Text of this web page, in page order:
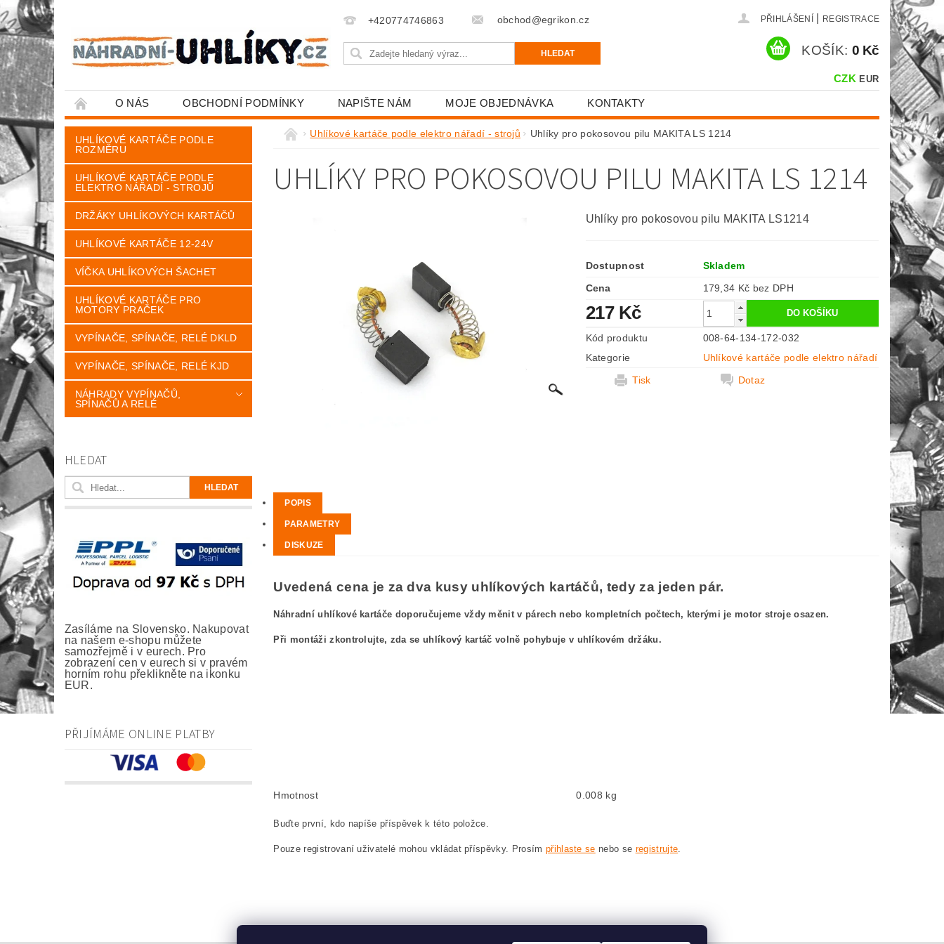
+420774746863 obchod@egrikon.cz PŘIHLÁŠENÍ REGISTRACE
CZK EUR
KOŠÍK: 0 Kč
O NÁS OBCHODNÍ PODMÍNKY NAPIŠTE NÁM MOJE OBJEDNÁVKA KONTAKTY
UHLÍKOVÉ KARTÁČE PODLE
ROZMĚRU
UHLÍKOVÉ KARTÁČE PODLE
ELEKTRO NÁŘADÍ - STROJŮ
DRŽÁKY UHLÍKOVÝCH KARTÁČŮ
UHLÍKOVÉ KARTÁČE 12-24V
VÍČKA UHLÍKOVÝCH ŠACHET
UHLÍKOVÉ KARTÁČE PRO
MOTORY PRAČEK
VYPÍNAČE, SPÍNAČE, RELÉ DKLD
VYPÍNAČE, SPÍNAČE, RELÉ KJD
NÁHRADY VYPÍNAČŮ,
SPÍNAČŮ A RELÉ
HLEDAT
Zasíláme na Slovensko. Nakupovat
na našem e-shopu můžete
samozřejmě i v eurech. Pro
zobrazení cen v eurech si v pravém
horním rohu překlikněte na ikonku
EUR.
PŘIJÍMÁME ONLINE PLATBY
Uhlíkové kartáče podle elektro nářadí - strojů Uhlíky pro pokosovou pilu MAKITA LS 1214
UHLÍKY PRO POKOSOVOU PILU MAKITA LS 1214
Uhlíky pro pokosovou pilu MAKITA LS1214
Dostupnost
Skladem
Cena
179,34 Kč bez DPH
217 Kč
Kód produktu
008-64-134-172-032
Kategorie
Uhlíkové kartáče podle elektro nářadí
Tisk
Dotaz
POPIS
PARAMETRY
DISKUZE
Uvedená cena je za dva kusy uhlíkových kartáčů, tedy za jeden pár.
Náhradní uhlíkové kartáče doporučujeme vždy měnit v párech nebo kompletních počtech, kterými je motor stroje osazen.
Při montáži zkontrolujte, zda se uhlíkový kartáč volně pohybuje v uhlíkovém držáku.
Hmotnost 0.008 kg
Buďte první, kdo napíše příspěvek k této položce.
Pouze registrovaní uživatelé mohou vkládat příspěvky. Prosím přihlaste se nebo se registrujte.